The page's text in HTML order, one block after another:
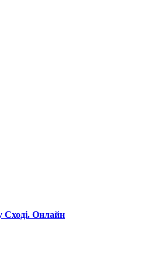
Сході. Онлайн